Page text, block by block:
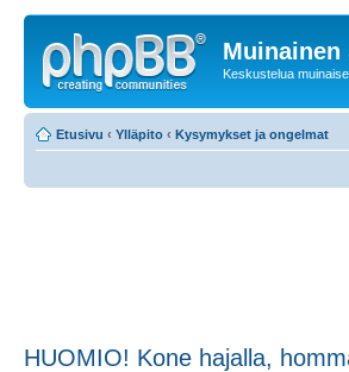
Muinainen
Keskustelua
Etusivu ‹ Ylläpito ‹ Kysymykset ja ongelmat
HUOMIO! Kone hajalla,